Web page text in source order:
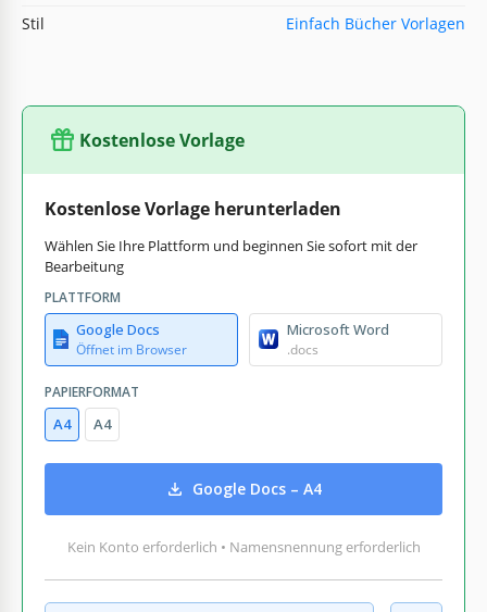
Stil
Einfach Bücher Vorlagen
Kostenlose Vorlage
Kostenlose Vorlage herunterladen
Wählen Sie Ihre Plattform und beginnen Sie sofort mit der
Bearbeitung
PLATTFORM
Google Docs
Öffnet im Browser
Microsoft Word
.docs
PAPIERFORMAT
A4 A4
Google Docs – A4
Kein Konto erforderlich • Namensnennung erforderlich